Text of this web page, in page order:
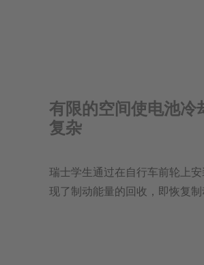
有限的空间使电池冷
复杂
瑞士学生通过在自行车前轮上
现了制动能量的回收，即恢复制